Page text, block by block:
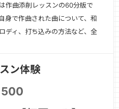
作曲添削レッスンの60分版で
身で作曲された曲について、和
ディ、打ち込みの方法など、全
フト等で作成された音源と簡単
みも可能ですが、音源と一緒で
ン体験
500